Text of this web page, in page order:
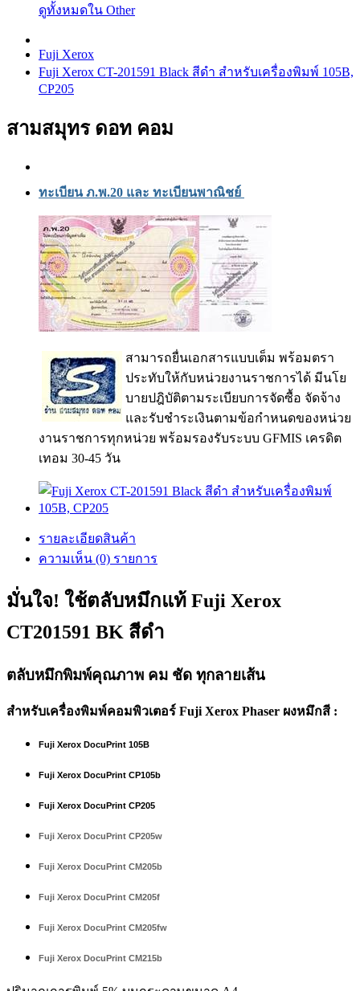
ดูทั้งหมดใน Other
Fuji Xerox
Fuji Xerox CT-201591 Black สีดำ สำหรับเครื่องพิมพ์ 105B,
CP205
สามสมุทร ดอท คอม
ทะเบียน ภ.พ.20 และ ทะเบียนพาณิชย์
สามารถยื่นเอกสารแบบเต็ม พร้อมตรา
ประทับให้กับหน่วยงานราชการได้ มีนโย
บายปฎิบัติตามระเบียบการจัดซื้อ จัดจ้าง
และรับชำระเงินตามข้อกำหนดของหน่วย
งานราชการทุกหน่วย พร้อมรองรับระบบ GFMIS เครดิต
เทอม 30-45 วัน
รายละเอียดสินค้า
ความเห็น (0) รายการ
มั่นใจ! ใช้ตลับหมึกแท้ Fuji Xerox
CT201591 BK สีดำ
ตลับหมึกพิมพ์คุณภาพ คม ชัด ทุกลายเส้น
สำหรับเครื่องพิมพ์คอมพิวเตอร์ Fuji Xerox Phaser ผงหมึกสี :
Fuji Xerox DocuPrint 105B
Fuji Xerox DocuPrint CP105b
Fuji Xerox DocuPrint CP205
Fuji Xerox DocuPrint CP205w
Fuji Xerox DocuPrint CM205b
Fuji Xerox DocuPrint CM205f
Fuji Xerox DocuPrint CM205fw
Fuji Xerox DocuPrint CM215b